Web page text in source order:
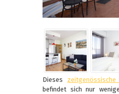
Dieses
befindet sich nur